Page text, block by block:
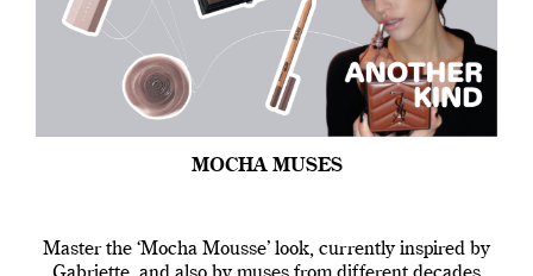
MOCHA MUSES
Master the ‘Mocha Mousse’ look, currently inspired by